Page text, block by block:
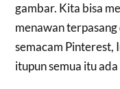
gambar. Kita bisa
menawan
semacam Pinterest,
itupun semua itu